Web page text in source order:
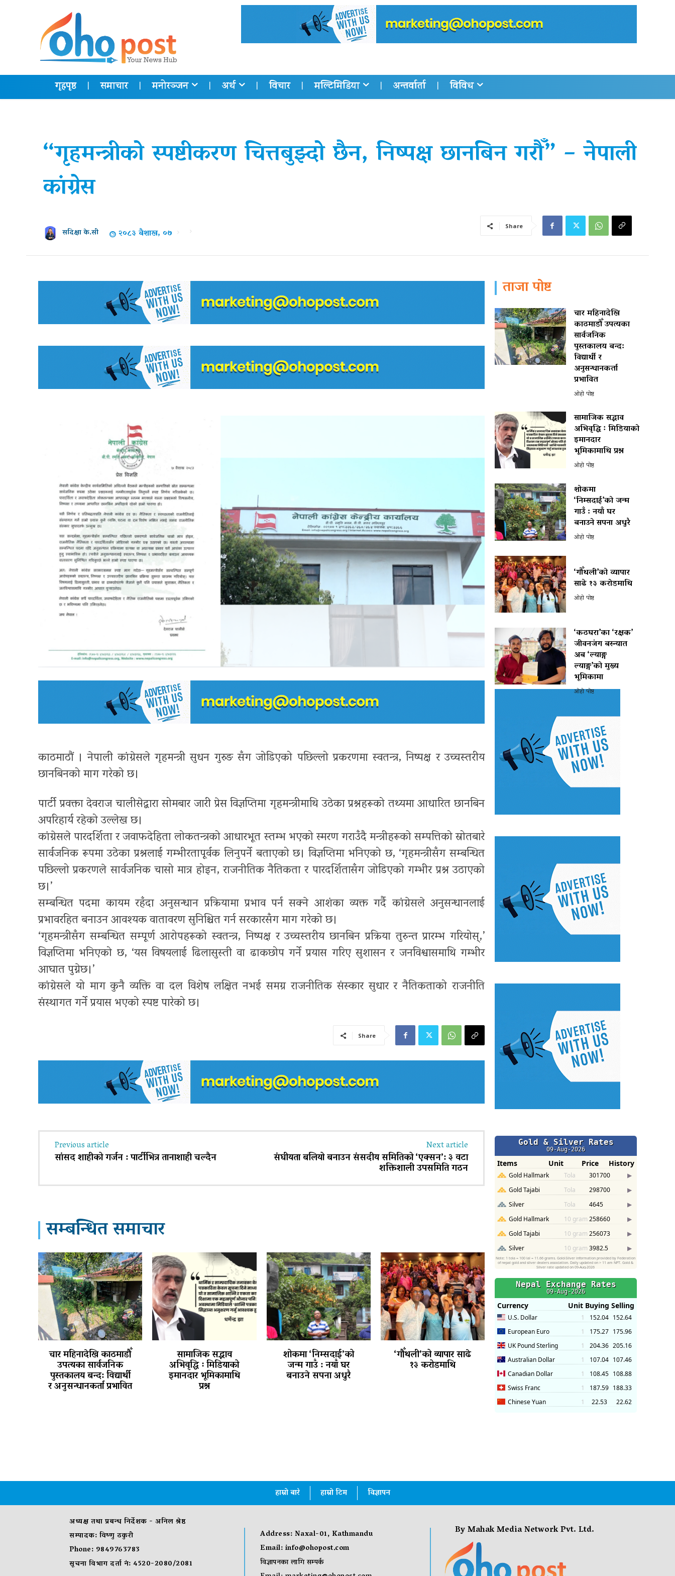
गृहपृष्ठ समाचार मनोरञ्जन अर्थ विचार मल्टिमिडिया अन्तर्वार्ता विविध
“गृहमन्त्रीको स्पष्टीकरण चित्तबुझ्दो छैन, निष्पक्ष छानबिन गरौँ” – नेपाली
कांग्रेस
सदिक्षा के.सी २०८३ बैशाख, ०७ Share
काठमाठौं । नेपाली कांग्रेसले गृहमन्त्री सुधन गुरुङ सँग जोडिएको पछिल्लो प्रकरणमा स्वतन्त्र, निष्पक्ष र उच्चस्तरीय
छानबिनको माग गरेको छ।
पार्टी प्रवक्ता देवराज चालीसेद्वारा सोमबार जारी प्रेस विज्ञप्तिमा गृहमन्त्रीमाथि उठेका प्रश्नहरूको तथ्यमा आधारित छानबिन
अपरिहार्य रहेको उल्लेख छ।
कांग्रेसले पारदर्शिता र जवाफदेहिता लोकतन्त्रको आधारभूत स्तम्भ भएको स्मरण गराउँदै मन्त्रीहरूको सम्पत्तिको स्रोतबारे
सार्वजनिक रूपमा उठेका प्रश्नलाई गम्भीरतापूर्वक लिनुपर्ने बताएको छ। विज्ञप्तिमा भनिएको छ, ‘गृहमन्त्रीसँग सम्बन्धित
पछिल्लो प्रकरणले सार्वजनिक चासो मात्र होइन, राजनीतिक नैतिकता र पारदर्शितासँग जोडिएको गम्भीर प्रश्न उठाएको
छ।’
सम्बन्धित पदमा कायम रहँदा अनुसन्धान प्रक्रियामा प्रभाव पर्न सक्ने आशंका व्यक्त गर्दै कांग्रेसले अनुसन्धानलाई
प्रभावरहित बनाउन आवश्यक वातावरण सुनिश्चित गर्न सरकारसँग माग गरेको छ।
‘गृहमन्त्रीसँग सम्बन्धित सम्पूर्ण आरोपहरूको स्वतन्त्र, निष्पक्ष र उच्चस्तरीय छानबिन प्रक्रिया तुरुन्त प्रारम्भ गरियोस्,’
विज्ञप्तिमा भनिएको छ, ‘यस विषयलाई ढिलासुस्ती वा ढाकछोप गर्ने प्रयास गरिए सुशासन र जनविश्वासमाथि गम्भीर
आघात पुग्नेछ।’
कांग्रेसले यो माग कुनै व्यक्ति वा दल विशेष लक्षित नभई समग्र राजनीतिक संस्कार सुधार र नैतिकताको राजनीति
संस्थागत गर्ने प्रयास भएको स्पष्ट पारेको छ।
Share
Previous article
सांसद शाहीको गर्जन : पार्टीभित्र तानाशाही चल्दैन
Next article
संघीयता बलियो बनाउन संसदीय समितिको ‘एक्सन’: ३ वटा
शक्तिशाली उपसमिति गठन
सम्बन्धित समाचार
चार महिनादेखि काठमाडौँ
उपत्यका सार्वजनिक
पुस्तकालय बन्द: विद्यार्थी
र अनुसन्धानकर्ता प्रभावित
सामाजिक सद्भाव
अभिवृद्धि ः मिडियाको
इमानदार भूमिकामाथि
प्रश्न
शोकमा ‘निम्सदाई’को
जन्म गाउँ : नयाँ घर
बनाउने सपना अधुरै
‘गौँथली’को व्यापार साढे
१३ करोडमाथि
ताजा पोष्ट
चार महिनादेखि
काठमाडौँ उपत्यका
सार्वजनिक
पुस्तकालय बन्द:
विद्यार्थी र
अनुसन्धानकर्ता
प्रभावित
ओहो पोष्ट
सामाजिक सद्भाव
अभिवृद्धि ः मिडियाको
इमानदार
भूमिकामाथि प्रश्न
ओहो पोष्ट
शोकमा
‘निम्सदाई’को जन्म
गाउँ : नयाँ घर
बनाउने सपना अधुरै
ओहो पोष्ट
‘गौँथली’को व्यापार
साढे १३ करोडमाथि
ओहो पोष्ट
‘कठघरा’का ‘रक्षक’
जीवनजंग बस्न्यात
अब ‘ल्याङ्ग
ल्याङ्ग’को मुख्य
भूमिकामा
ओहो पोष्ट
हाम्रो बारे हाम्रो टिम विज्ञापन
अध्यक्ष तथा प्रबन्ध निर्देशक - अनिल श्रेष्ठ
सम्पादक: विष्णु ठकुरी
Phone: 9849763783
सूचना विभाग दर्ता नं: 4520-2080/2081
Address: Naxal-01, Kathmandu
Email:info@ohopost.com
विज्ञापनका लागि सम्पर्क
By Mahak Media Network Pvt. Ltd.